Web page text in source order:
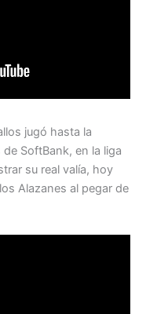
jugó hasta la
SoftBank, en la liga
su real valía, hoy
Alazanes al pegar de